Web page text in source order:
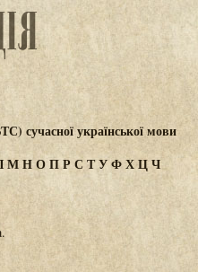
сучасної української мови
МНОПР СТУФХЦЧ